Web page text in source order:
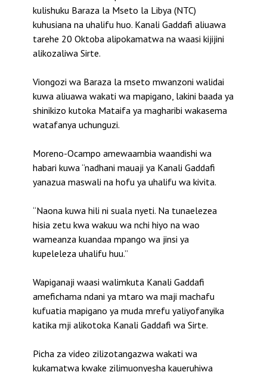
kulishuku Baraza la Mseto la Libya (NTC)
kuhusiana na uhalifu huo. Kanali Gaddafi aliuawa
tarehe 20 Oktoba alipokamatwa na waasi kijijini
alikozaliwa Sirte.
Viongozi wa Baraza la mseto mwanzoni walidai
kuwa aliuawa wakati wa mapigano, lakini baada ya
shinikizo kutoka Mataifa ya magharibi wakasema
watafanya uchunguzi.
Moreno-Ocampo amewaambia waandishi wa
habari kuwa “nadhani mauaji ya Kanali Gaddafi
yanazua maswali na hofu ya uhalifu wa kivita.
“Naona kuwa hili ni suala nyeti. Na tunaelezea
hisia zetu kwa wakuu wa nchi hiyo na wao
wameanza kuandaa mpango wa jinsi ya
kupeleleza uhalifu huu.”
Wapiganaji waasi walimkuta Kanali Gaddafi
amefichama ndani ya mtaro wa maji machafu
kufuatia mapigano ya muda mrefu yaliyofanyika
katika mji alikotoka Kanali Gaddafi wa Sirte.
Picha za video zilizotangazwa wakati wa
kukamatwa kwake zilimuonyesha kaueruhiwa